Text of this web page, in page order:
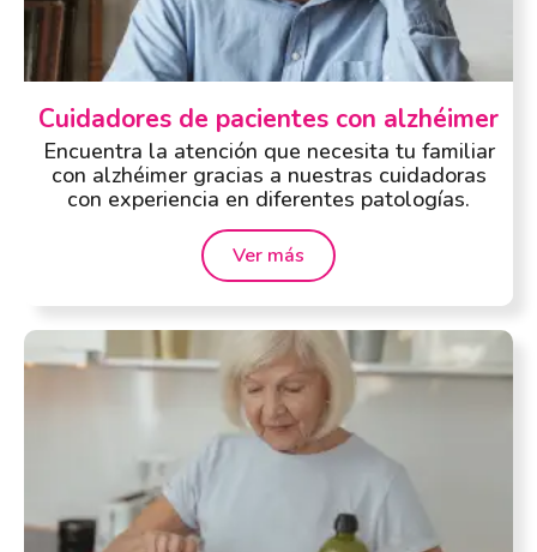
Cuidadores de pacientes con alzhéimer
Encuentra la atención que necesita tu familiar
con alzhéimer gracias a nuestras cuidadoras
con experiencia en diferentes patologías.
Ver más